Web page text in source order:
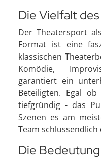
Die Vielfalt
Der Theatersport
Format ist eine
klassischen
Komödie,
garantiert ein
Beteiligten. Egal
tiefgründig - das
Szenen es am
Team
Die